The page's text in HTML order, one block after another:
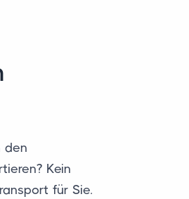
den
Kein
für Sie.